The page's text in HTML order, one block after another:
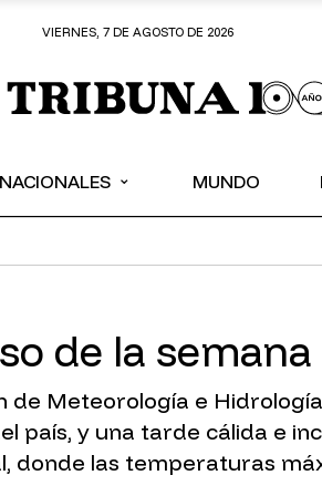
VIERNES, 7 DE AGOSTO DE 2026
NACIONALES ⌄ MUNDO
de la semana
Meteorología e
y una tarde cálida e
donde las temperaturas